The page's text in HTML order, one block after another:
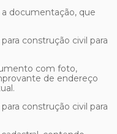
a documentação, que
construção civil para
com foto,
de endereço
construção civil para